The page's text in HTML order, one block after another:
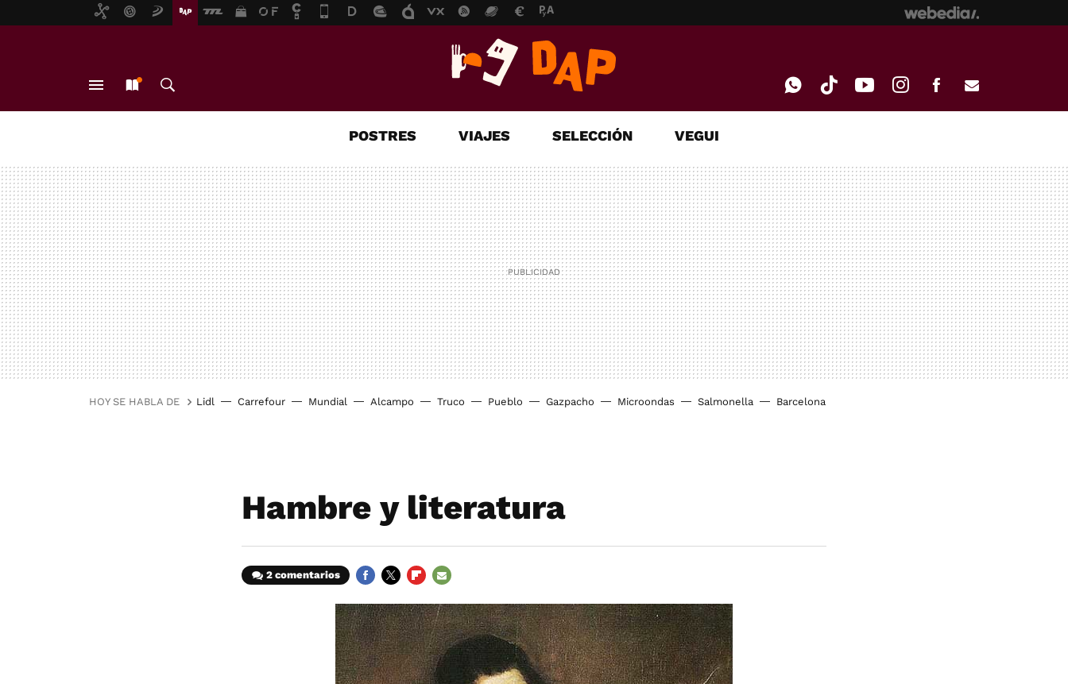
MAIL
POSTRES VIAJES SELECCIÓN VEGUI
HOY SE HABLA DE Lidl Carrefour Mundial Alcampo Truco Pueblo Gazpacho Microondas Salmonella Barcelona
Hambre y literatura
2 comentarios
MAIL